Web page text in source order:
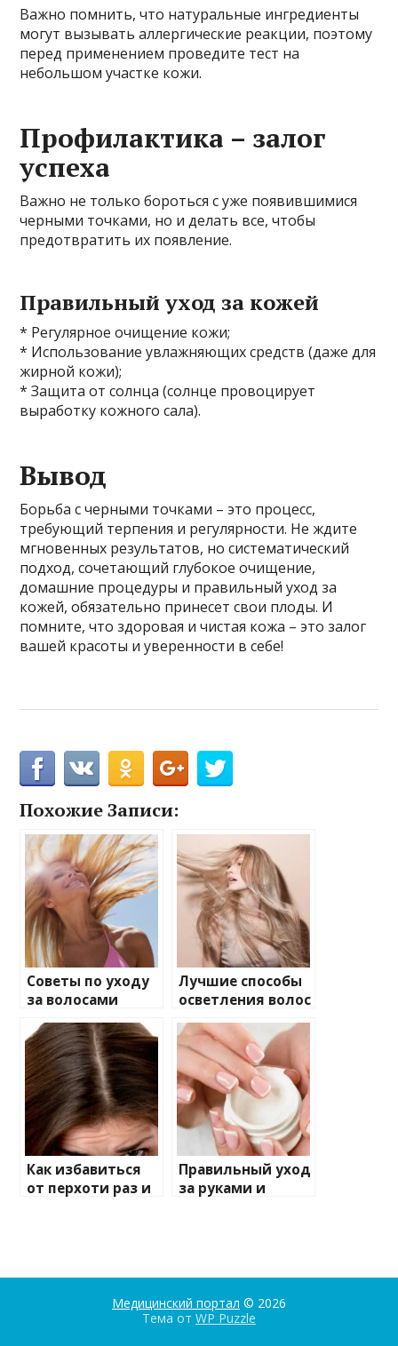
Важно помнить, что натуральные ингредиенты
могут вызывать аллергические реакции, поэтому
перед применением проведите тест на
небольшом участке кожи.
Профилактика – залог
успеха
Важно не только бороться с уже появившимися
черными точками, но и делать все, чтобы
предотвратить их появление.
Правильный уход за кожей
* Регулярное очищение кожи;
* Использование увлажняющих средств (даже для
жирной кожи);
* Защита от солнца (солнце провоцирует
выработку кожного сала).
Вывод
Борьба с черными точками – это процесс,
требующий терпения и регулярности. Не ждите
мгновенных результатов, но систематический
подход, сочетающий глубокое очищение,
домашние процедуры и правильный уход за
кожей, обязательно принесет свои плоды. И
помните, что здоровая и чистая кожа – это залог
вашей красоты и уверенности в себе!
Похожие Записи:
Советы по уходу
за волосами
летом
Лучшие способы
осветления волос
без вреда
Как избавиться
от перхоти раз и
Правильный уход
за руками и
Медицинский портал © 2026
Тема от WP Puzzle